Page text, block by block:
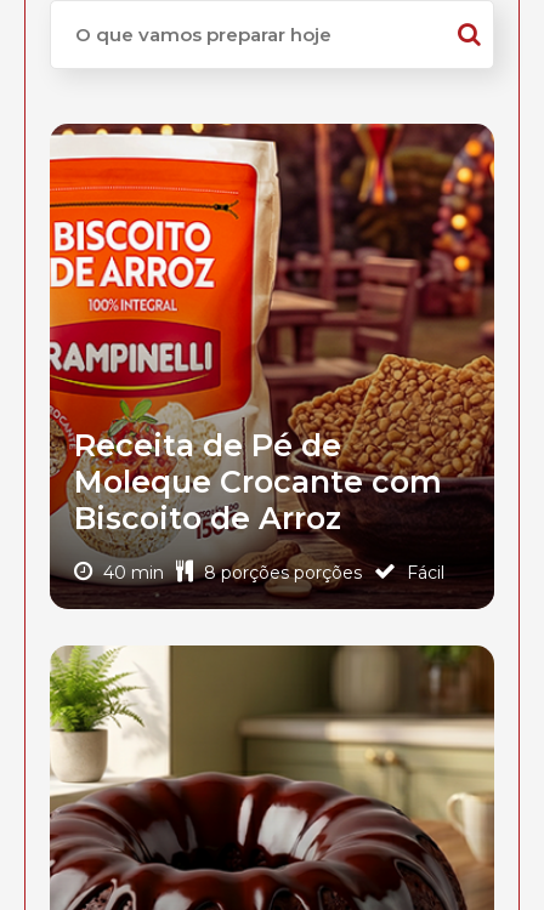
Receita de Pé de
Moleque Crocante com
Biscoito de Arroz
40 min 8 porções porções Fácil